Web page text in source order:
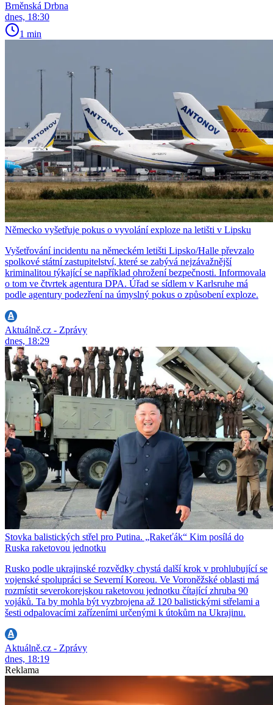
Brněnská Drbna
dnes, 18:30
1 min
Německo vyšetřuje pokus o vyvolání exploze na letišti v Lipsku
Vyšetřování incidentu na německém letišti Lipsko/Halle převzalo
spolkové státní zastupitelství, které se zabývá nejzávažnější
kriminalitou týkající se například ohrožení bezpečnosti. Informovala
o tom ve čtvrtek agentura DPA. Úřad se sídlem v Karlsruhe má
podle agentury podezření na úmyslný pokus o způsobení exploze.
Aktuálně.cz - Zprávy
dnes, 18:29
Stovka balistických střel pro Putina. „Rakeťák“ Kim posílá do
Ruska raketovou jednotku
Rusko podle ukrajinské rozvědky chystá další krok v prohlubující se
vojenské spolupráci se Severní Koreou. Ve Voroněžské oblasti má
rozmístit severokorejskou raketovou jednotku čítající zhruba 90
vojáků. Ta by mohla být vyzbrojena až 120 balistickými střelami a
šesti odpalovacími zařízeními určenými k útokům na Ukrajinu.
Aktuálně.cz - Zprávy
dnes, 18:19
Reklama